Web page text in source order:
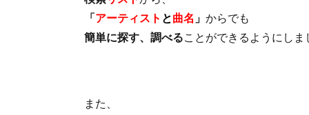
「アーティスト と曲名 」 からでも
簡単に探す、調べることができるようにしま
また、